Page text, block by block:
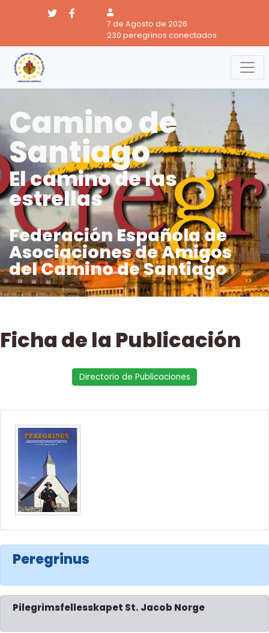
7 de Agosto de 2026
230 peregrinos conectados
Camino de
Santiago
El camino de las
estrellas
Federación Española de
Asociaciones de Amigos
del Camino de Santiago
Ficha de la Publicación
Directorio de Publicaciones
Peregrinus
Pilegrimsfellesskapet St. Jacob Norge